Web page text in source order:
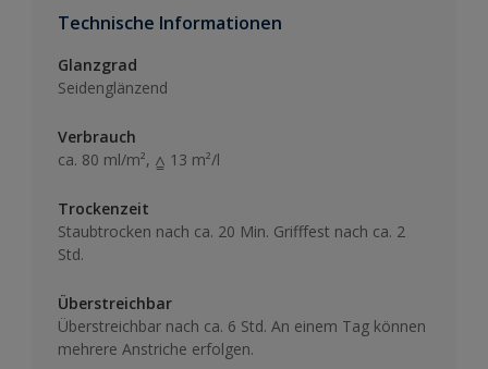
Technische Informationen
Glanzgrad
Seidenglänzend
Verbrauch
ca. 80 ml/m², ⩠ 13 m²/l
Trockenzeit
Staubtrocken nach ca. 20 Min. Grifffest nach ca. 2
Std.
Überstreichbar
Überstreichbar nach ca. 6 Std. An einem Tag können
mehrere Anstriche erfolgen.